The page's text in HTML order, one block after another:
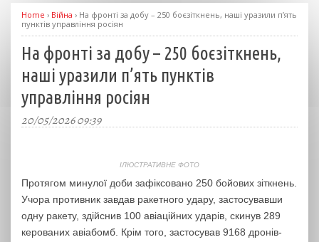
Home › Війна › На фронті за добу – 250 боєзіткнень, наші уразили п’ять
пунктів управління росіян
На фронті за добу – 250 боєзіткнень,
наші уразили п’ять пунктів
управління росіян
20/05/2026 09:39
ІЛЮСТРАТИВНЕ ФОТО
Протягом минулої доби зафіксовано 250 бойових зіткнень.
Учора противник завдав ракетного удару, застосувавши
одну ракету, здійснив 100 авіаційних ударів, скинув 289
керованих авіабомб. Крім того, застосував 9168 дронів-